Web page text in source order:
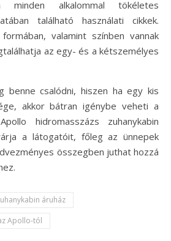
minden alkalommal tökéletes
található használati cikkek.
valamint színben vannak
az egy- és a kétszemélyes
benne csalódni, hiszen ha egy kis
akkor bátran igénybe veheti a
hidromasszázs zuhanykabin
a látogatóit, főleg az ünnepek
összegben juthat hozzá
áruház
Apollo-tól